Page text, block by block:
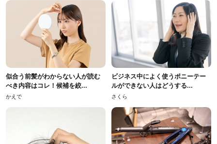
似合う前髪がわからない人が読む
べき内容はコレ！候補を絞...
かえで
ビジネス中によく使うポニーテー
ルができない人はどうする...
さくら